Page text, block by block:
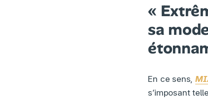
«
sa
En ce sens,
s’imposant